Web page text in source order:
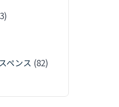
ペンス (82)